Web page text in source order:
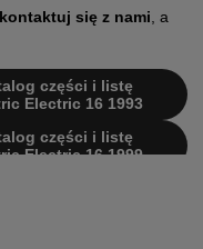
się z nami, a
części i listę
Electric 16 1993
części i listę
Electric 16 1999